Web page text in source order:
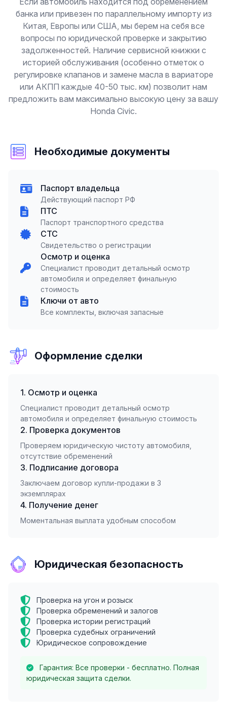
банка или привезен по параллельному импорту из
Китая, Европы или США, мы берем на себя все
вопросы по юридической проверке и закрытию
задолженностей. Наличие сервисной книжки с
историей обслуживания (особенно отметок о
регулировке клапанов и замене масла в вариаторе
или АКПП каждые 40-50 тыс. км) позволит нам
предложить вам максимально высокую цену за вашу
Honda Civic.
Необходимые документы
Паспорт владельца
Действующий паспорт РФ
ПТС
Паспорт транспортного средства
СТС
Свидетельство о регистрации
Осмотр и оценка
Специалист проводит детальный осмотр
автомобиля и определяет финальную
стоимость
Ключи от авто
Все комплекты, включая запасные
Оформление сделки
1. Осмотр и оценка
Специалист проводит детальный осмотр
автомобиля и определяет финальную стоимость
2. Проверка документов
Проверяем юридическую чистоту автомобиля,
отсутствие обременений
3. Подписание договора
Заключаем договор купли-продажи в 3
экземплярах
4. Получение денег
Моментальная выплата удобным способом
Юридическая безопасность
Проверка на угон и розыск
Проверка обременений и залогов
Проверка истории регистраций
Проверка судебных ограничений
Юридическое сопровождение
Гарантия: Все проверки - бесплатно. Полная
юридическая защита сделки.